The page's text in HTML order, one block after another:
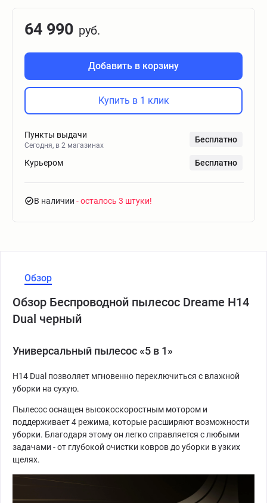
64 990 руб.
Добавить в корзину
Купить в 1 клик
Пункты выдачи
Сегодня, в 2 магазинах
Бесплатно
Курьером Бесплатно
В наличии - осталось 3 штуки
Обзор
Обзор Беспроводной пылесос Dreame H14
Dual черный
Универсальный пылесос «5 в 1»
H14 Dual позволяет мгновенно переключиться с влажной
уборки на сухую.
Пылесос оснащен высокоскоростным мотором и
поддерживает 4 режима, которые расширяют возможности
уборки. Благодаря этому он легко справляется с любыми
задачами - от глубокой очистки ковров до уборки в узких
щелях.